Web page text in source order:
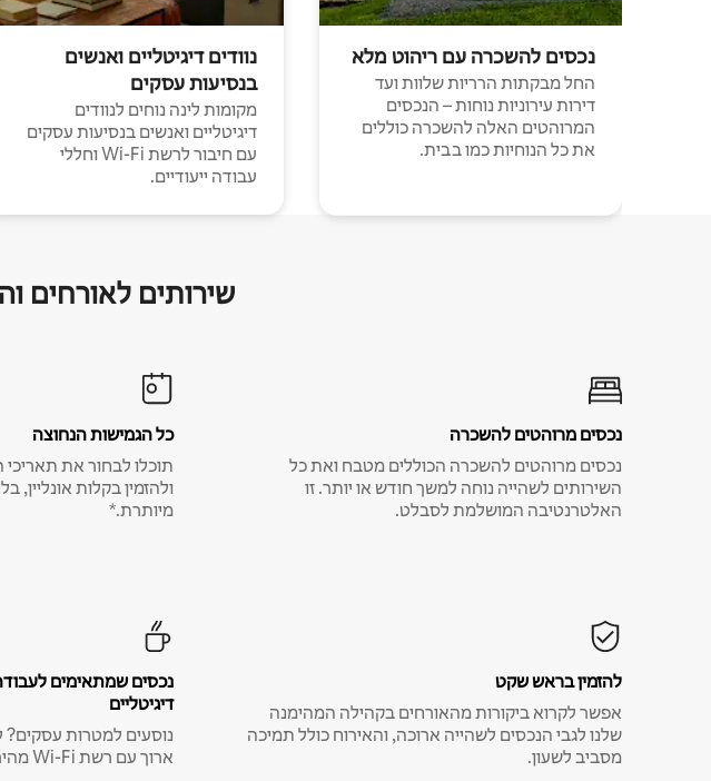
נכסים להשכרה עם ריהוט מלא
החל מבקתות הרריות שלוות ועד
דירות עירוניות נוחות – הנכסים
המרוהטים האלה להשכרה כוללים
את כל הנוחיות כמו בבית.
נוודים דיגיטליים ואנשים
בנסיעות עסקים
מקומות לינה נוחים לנוודים
דיגיטליים ואנשים בנסיעות עסקים
עם חיבור לרשת Wi-Fi וחללי
עבודה ייעודיים.
שירותים לאורחים
נכסים מרוהטים להשכרה
נכסים מרוהטים להשכרה הכוללים מטבח ואת כל
השירותים לשהייה נוחה למשך חודש או יותר. זו
האלטרנטיבה המושלמת לסבלט.
כל הגמישות הנחוצה
תוכלו לבחור את תאריכי
ולהזמין בקלות אונליין,
מיותרת.*
להזמין בראש שקט
אפשר לקרוא ביקורות מהאורחים בקהילה המהימנה
שלנו לגבי הנכסים לשהייה ארוכה, והאירוח כולל תמיכה
מסביב לשעון.
נכסים שמתאימים
דיגיטליים
נוסעים למטרות
ארוך עם רשת Wi-Fi מהירה וחללי עבודה ייעודיים.